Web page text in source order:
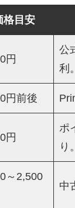
格目安
円
公
利。
円前後
円
ポ
り。
～2,500
中